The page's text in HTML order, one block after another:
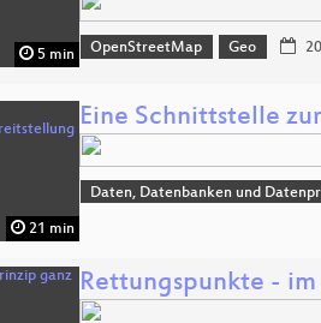
5 min OpenStreetMap Geo
21 min
Eine Schnittstelle
Daten, Datenbanken und
Rettungspunkte -